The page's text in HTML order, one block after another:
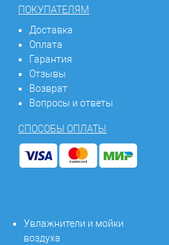
ПОКУПАТЕЛЯМ
Доставка
Оплата
Гарантия
Отзывы
Возврат
Вопросы и ответы
СПОСОБЫ ОПЛАТЫ
Увлажнители и мойки
воздуха